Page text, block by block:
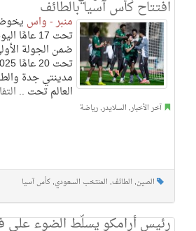
افتتاح كأس آسيا بالطائف
منبر - واس
تحت 17
ضمن الجولة
مدينتي جدة
العالم تحت ..
آخر الأخبار, السلايدر, رياضة
الصين, الطائف, المنتخب السعودي, كأس آسيا
رئيس أرامكو يسلّط الضوء على